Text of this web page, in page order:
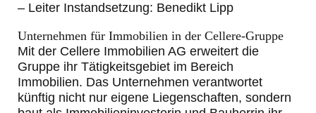
– Leiter Instandsetzung: Benedikt Lipp
Unternehmen für Immobilien in der Cellere-Gruppe
Mit der Cellere Immobilien AG erweitert die
Gruppe ihr Tätigkeitsgebiet im Bereich
Immobilien. Das Unternehmen verantwortet
künftig nicht nur eigene Liegenschaften, sondern